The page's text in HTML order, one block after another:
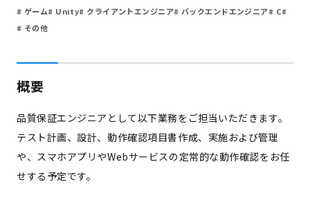
ゲーム Unity クライアントエンジニア バックエンドエンジニア
C#
その他
概要
品質保証エンジニアとして以下業務をご担当いただきます。
テスト計画、設計、動作確認項目書作成、実施および管理
や、スマホアプリやWebサービスの定常的な動作確認をお任
せする予定です。